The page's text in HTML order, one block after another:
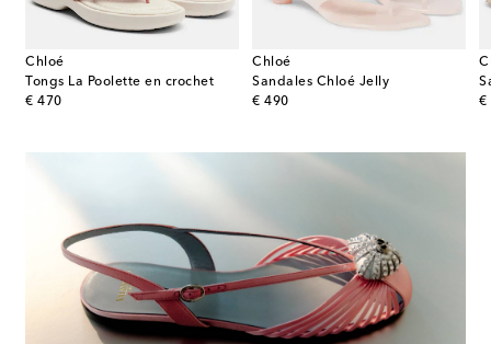
Chloé
Tongs La Poolette en crochet
€ 470
original price
Chloé
Sandales Chloé Jelly
€ 490
original price €